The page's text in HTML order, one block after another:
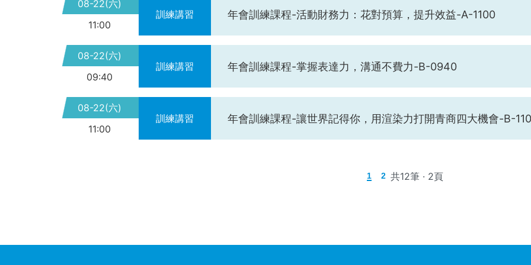
08-22(六)
11:00
訓練講習 年會訓練課程-活動財務力：花對預算，提升效益-A-1100
08-22(六)
09:40
訓練講習 年會訓練課程-掌握表達力，溝通不費力-B-0940
08-22(六)
11:00
訓練講習 年會訓練課程-讓世界記得你，用渲染力打開青商四大機會-B-
1 2 共12筆 · 2頁